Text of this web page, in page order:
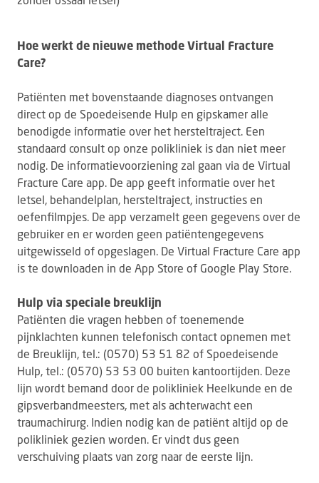
Hoe werkt de nieuwe methode Virtual Fracture
Care?
Patiënten met bovenstaande diagnoses ontvangen
direct op de Spoedeisende Hulp en gipskamer alle
benodigde informatie over het hersteltraject. Een
standaard consult op onze polikliniek is dan niet meer
nodig. De informatievoorziening zal gaan via de Virtual
Fracture Care app. De app geeft informatie over het
letsel, behandelplan, hersteltraject, instructies en
oefenfilmpjes. De app verzamelt geen gegevens over de
gebruiker en er worden geen patiëntengegevens
uitgewisseld of opgeslagen. De Virtual Fracture Care app
is te downloaden in de App Store of Google Play Store.
Hulp via speciale breuklijn
Patiënten die vragen hebben of toenemende
pijnklachten kunnen telefonisch contact opnemen met
de Breuklijn, tel.: (0570) 53 51 82 of Spoedeisende
Hulp, tel.: (0570) 53 53 00 buiten kantoortijden. Deze
lijn wordt bemand door de polikliniek Heelkunde en de
gipsverbandmeesters, met als achterwacht een
traumachirurg. Indien nodig kan de patiënt altijd op de
polikliniek gezien worden. Er vindt dus geen
verschuiving plaats van zorg naar de eerste lijn.